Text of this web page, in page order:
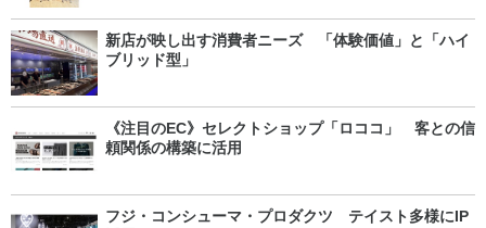
新店が映し出す消費者ニーズ 「体験価値」と「ハイ
ブリッド型」
《注目のEC》セレクトショップ「ロココ」 客との信
頼関係の構築に活用
フジ・コンシューマ・プロダクツ テイスト多様にIP